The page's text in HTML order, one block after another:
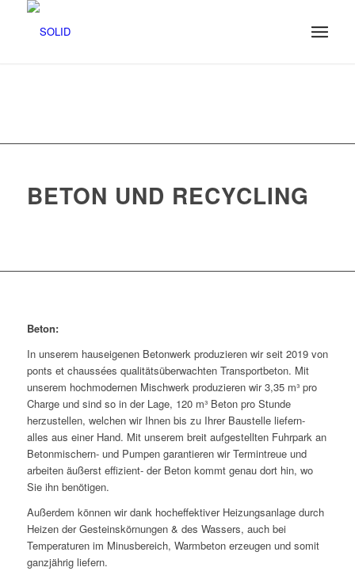
BETON UND RECYCLING
Beton:
In unserem hauseigenen Betonwerk produzieren wir seit 2019 von
ponts et chaussées qualitätsüberwachten Transportbeton. Mit
unserem hochmodernen Mischwerk produzieren wir 3,35 m³ pro
Charge und sind so in der Lage, 120 m³ Beton pro Stunde
herzustellen, welchen wir Ihnen bis zu Ihrer Baustelle liefern-
alles aus einer Hand. Mit unserem breit aufgestellten Fuhrpark an
Betonmischern- und Pumpen garantieren wir Termintreue und
arbeiten äußerst effizient- der Beton kommt genau dort hin, wo
Sie ihn benötigen.
Außerdem können wir dank hocheffektiver Heizungsanlage durch
Heizen der Gesteinskörnungen & des Wassers, auch bei
Temperaturen im Minusbereich, Warmbeton erzeugen und somit
ganzjährig liefern.